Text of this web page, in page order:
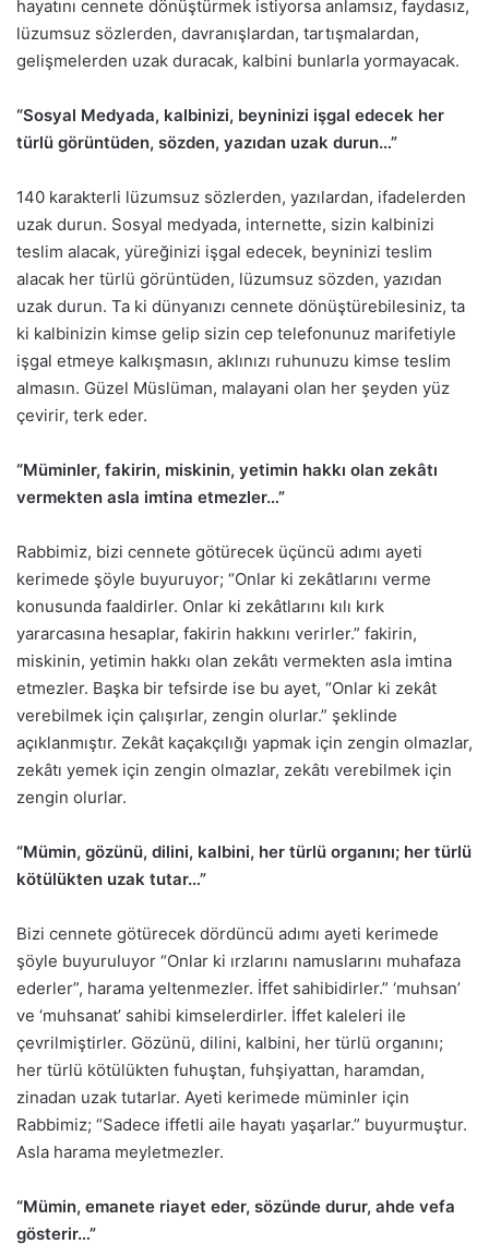
hayatını cennete dönüştürmek istiyorsa anlamsız, faydasız,
lüzumsuz sözlerden, davranışlardan, tartışmalardan,
gelişmelerden uzak duracak, kalbini bunlarla yormayacak.
“Sosyal Medyada, kalbinizi, beyninizi işgal edecek her
türlü görüntüden, sözden, yazıdan uzak durun…”
140 karakterli lüzumsuz sözlerden, yazılardan, ifadelerden
uzak durun. Sosyal medyada, internette, sizin kalbinizi
teslim alacak, yüreğinizi işgal edecek, beyninizi teslim
alacak her türlü görüntüden, lüzumsuz sözden, yazıdan
uzak durun. Ta ki dünyanızı cennete dönüştürebilesiniz, ta
ki kalbinizin kimse gelip sizin cep telefonunuz marifetiyle
işgal etmeye kalkışmasın, aklınızı ruhunuzu kimse teslim
almasın. Güzel Müslüman, malayani olan her şeyden yüz
çevirir, terk eder.
“Müminler, fakirin, miskinin, yetimin hakkı olan zekâtı
vermekten asla imtina etmezler…”
Rabbimiz, bizi cennete götürecek üçüncü adımı ayeti
kerimede şöyle buyuruyor; “Onlar ki zekâtlarını verme
konusunda faaldirler. Onlar ki zekâtlarını kılı kırk
yararcasına hesaplar, fakirin hakkını verirler.” fakirin,
miskinin, yetimin hakkı olan zekâtı vermekten asla imtina
etmezler. Başka bir tefsirde ise bu ayet, “Onlar ki zekât
verebilmek için çalışırlar, zengin olurlar.” şeklinde
açıklanmıştır. Zekât kaçakçılığı yapmak için zengin olmazlar,
zekâtı yemek için zengin olmazlar, zekâtı verebilmek için
zengin olurlar.
“Mümin, gözünü, dilini, kalbini, her türlü organını; her türlü
kötülükten uzak tutar…”
Bizi cennete götürecek dördüncü adımı ayeti kerimede
şöyle buyuruluyor “Onlar ki ırzlarını namuslarını muhafaza
ederler”, harama yeltenmezler. İffet sahibidirler.” ‘muhsan’
ve ‘muhsanat’ sahibi kimselerdirler. İffet kaleleri ile
çevrilmiştirler. Gözünü, dilini, kalbini, her türlü organını;
her türlü kötülükten fuhuştan, fuhşiyattan, haramdan,
zinadan uzak tutarlar. Ayeti kerimede müminler için
Rabbimiz; “Sadece iffetli aile hayatı yaşarlar.” buyurmuştur.
Asla harama meyletmezler.
“Mümin, emanete riayet eder, sözünde durur, ahde vefa
gösterir…”